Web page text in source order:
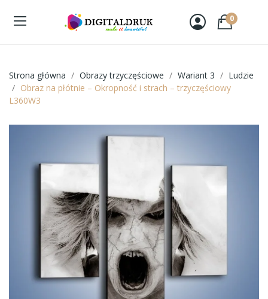
0
Strona główna Obrazy trzyczęściowe Wariant 3
Ludzie
Obraz na płótnie – Okropność i strach – trzyczęściowy
L360W3